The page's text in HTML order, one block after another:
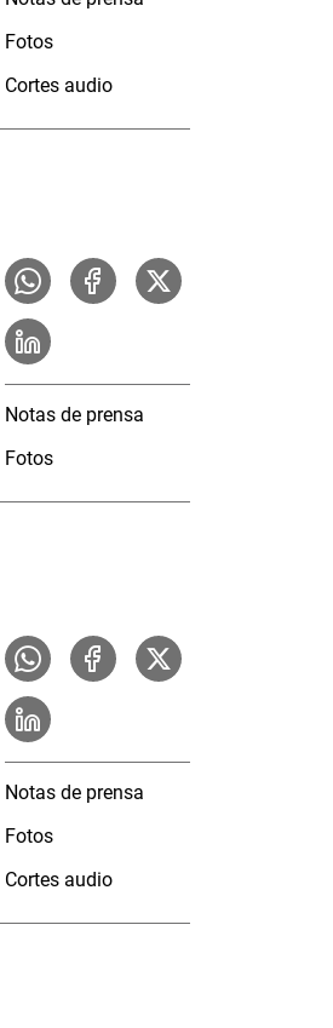
Fotos
Cortes audio
Notas de prensa
Fotos
Notas de prensa
Fotos
Cortes audio